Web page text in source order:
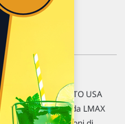
15 min. / MERCATO USA
fornite da LMAX